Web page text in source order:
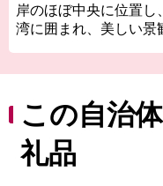
岸のほぼ中央に位置
湾に囲まれ、美しい景
り、それぞれ泉質も
のが別府の温泉です。
人口は県内で大分市
市内には約3000人の
この自治
礼品